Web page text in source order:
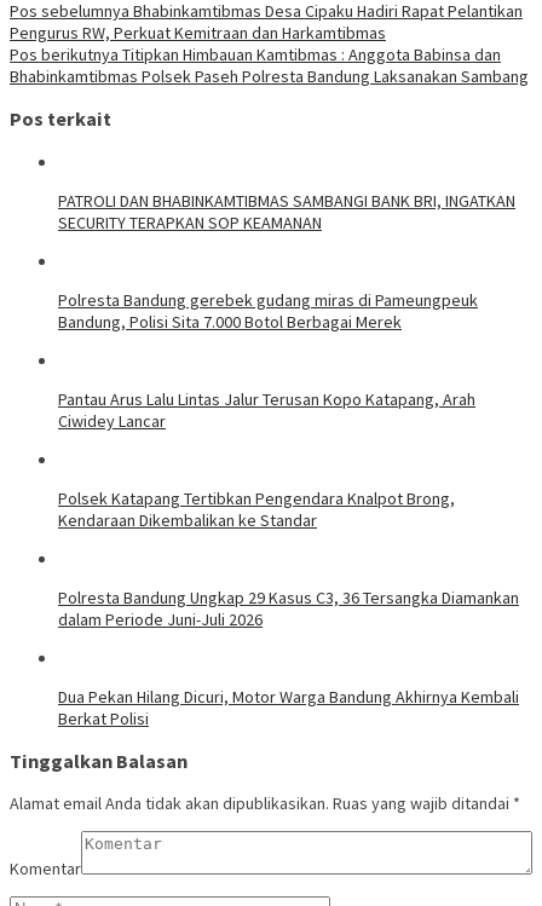
Pos sebelumnya Bhabinkamtibmas Desa Cipaku Hadiri Rapat Pelantikan
Pengurus RW, Perkuat Kemitraan dan Harkamtibmas
Pos berikutnya Titipkan Himbauan Kamtibmas : Anggota Babinsa dan
Bhabinkamtibmas Polsek Paseh Polresta Bandung Laksanakan Sambang
Pos terkait
‎PATROLI DAN BHABINKAMTIBMAS SAMBANGI BANK BRI, INGATKAN
SECURITY TERAPKAN SOP KEAMANAN
Polresta Bandung gerebek gudang miras di Pameungpeuk
Bandung, Polisi Sita 7.000 Botol Berbagai Merek
Pantau Arus Lalu Lintas Jalur Terusan Kopo Katapang, Arah
Ciwidey Lancar
Polsek Katapang Tertibkan Pengendara Knalpot Brong,
Kendaraan Dikembalikan ke Standar
Polresta Bandung Ungkap 29 Kasus C3, 36 Tersangka Diamankan
dalam Periode Juni-Juli 2026
Dua Pekan Hilang Dicuri, Motor Warga Bandung Akhirnya Kembali
Berkat Polisi
Tinggalkan Balasan
Alamat email Anda tidak akan dipublikasikan. Ruas yang wajib ditandai *
Komentar